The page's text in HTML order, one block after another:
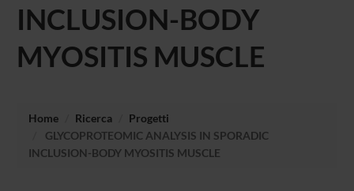
INCLUSION-BODY
MYOSITIS MUSCLE
Home Ricerca
Progetti
GLYCOPROTEOMIC ANALYSIS IN SPORADIC
INCLUSION-BODY MYOSITIS MUSCLE